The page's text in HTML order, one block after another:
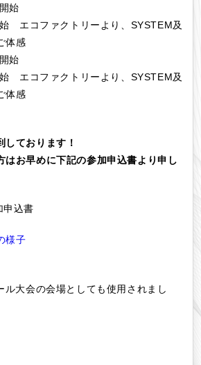
始
エコファクトリーより、SYSTEM及
体感
始
エコファクトリーより、SYSTEM及
体感
しております！
はお早めに下記の参加申込書より申し
申込書
様子
ル大会の会場としても使用されまし